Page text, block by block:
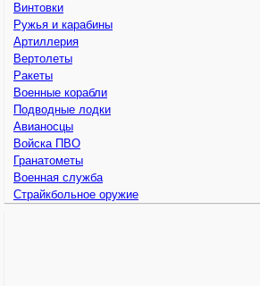
Винтовки
Ружья и карабины
Артиллерия
Вертолеты
Ракеты
Военные корабли
Подводные лодки
Авианосцы
Войска ПВО
Гранатометы
Военная служба
Страйкбольное оружие